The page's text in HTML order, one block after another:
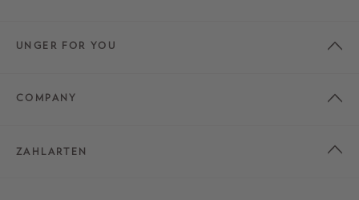
UNGER FOR YOU
COMPANY
ZAHLARTEN